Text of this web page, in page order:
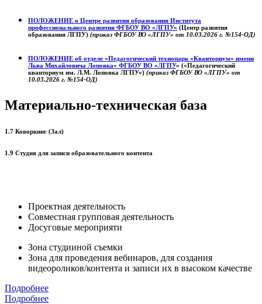
ПОЛОЖЕНИЕ о Центре развития образования Института
профессионального развития ФГБОУ ВО «ЛГПУ» (Центр развития
образования ЛГПУ) (приказ ФГБОУ ВО «ЛГПУ» от 10.03.2026 г. №154-ОД)
ПОЛОЖЕНИЕ об отделе «Педагогический технопарк «Кванториум» имени
Льва Михайловича Лоповка» ФГБОУ ВО «ЛГПУ» («Педагогический
кванториум им. Л.М. Лоповка ЛГПУ») (приказ ФГБОУ ВО «ЛГПУ» от
10.03.2026 г. №154-ОД)
Материально-техническая база
1.7 Коворкинг (Зал)
1.9 Студия для записи образовательного контента
Проектная деятельность
Совместная групповая деятельность
Досуговые мероприяти
Зона студииной съемки
Зона для проведения вебинаров, для создания
видеороликов/контента и записи их в высоком качестве
Подробнее
Подробнее